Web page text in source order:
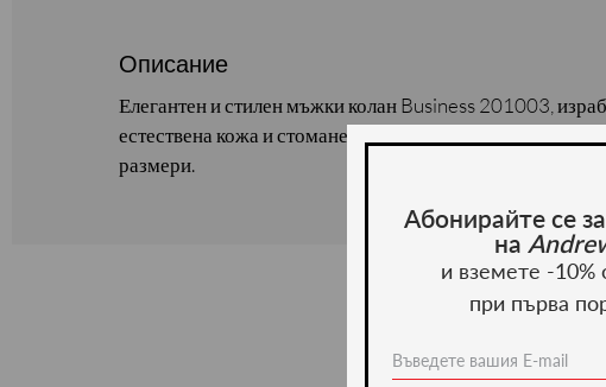
Описание
Елегантен и стилен мъжки колан Business 201003,
естествена кожа и стоманена катарама. Предлага се в
размери.
Абонирайте се
на
и вземете -10%
при първа